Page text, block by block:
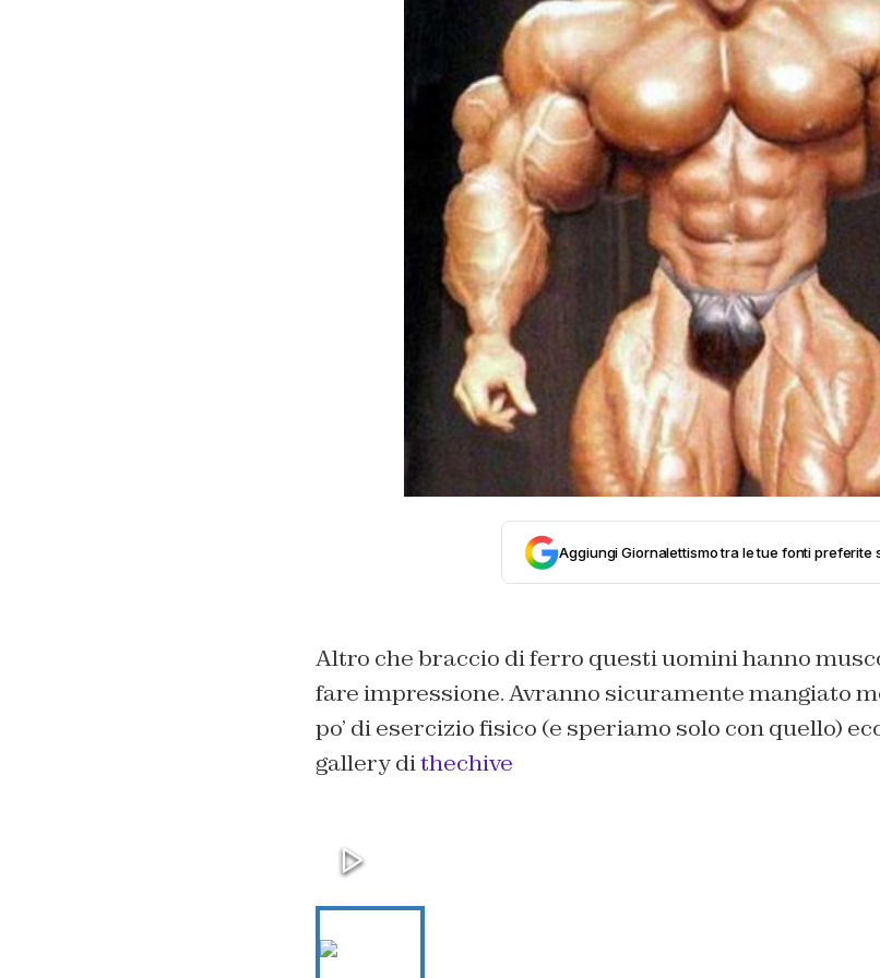
Aggiungi Giornalettismo tra le tue fonti preferite
Altro che braccio di ferro questi uomini hanno
fare impressione. Avranno sicuramente mangiato
po’ di esercizio fisico (e speriamo solo con quello)
gallery dithechive